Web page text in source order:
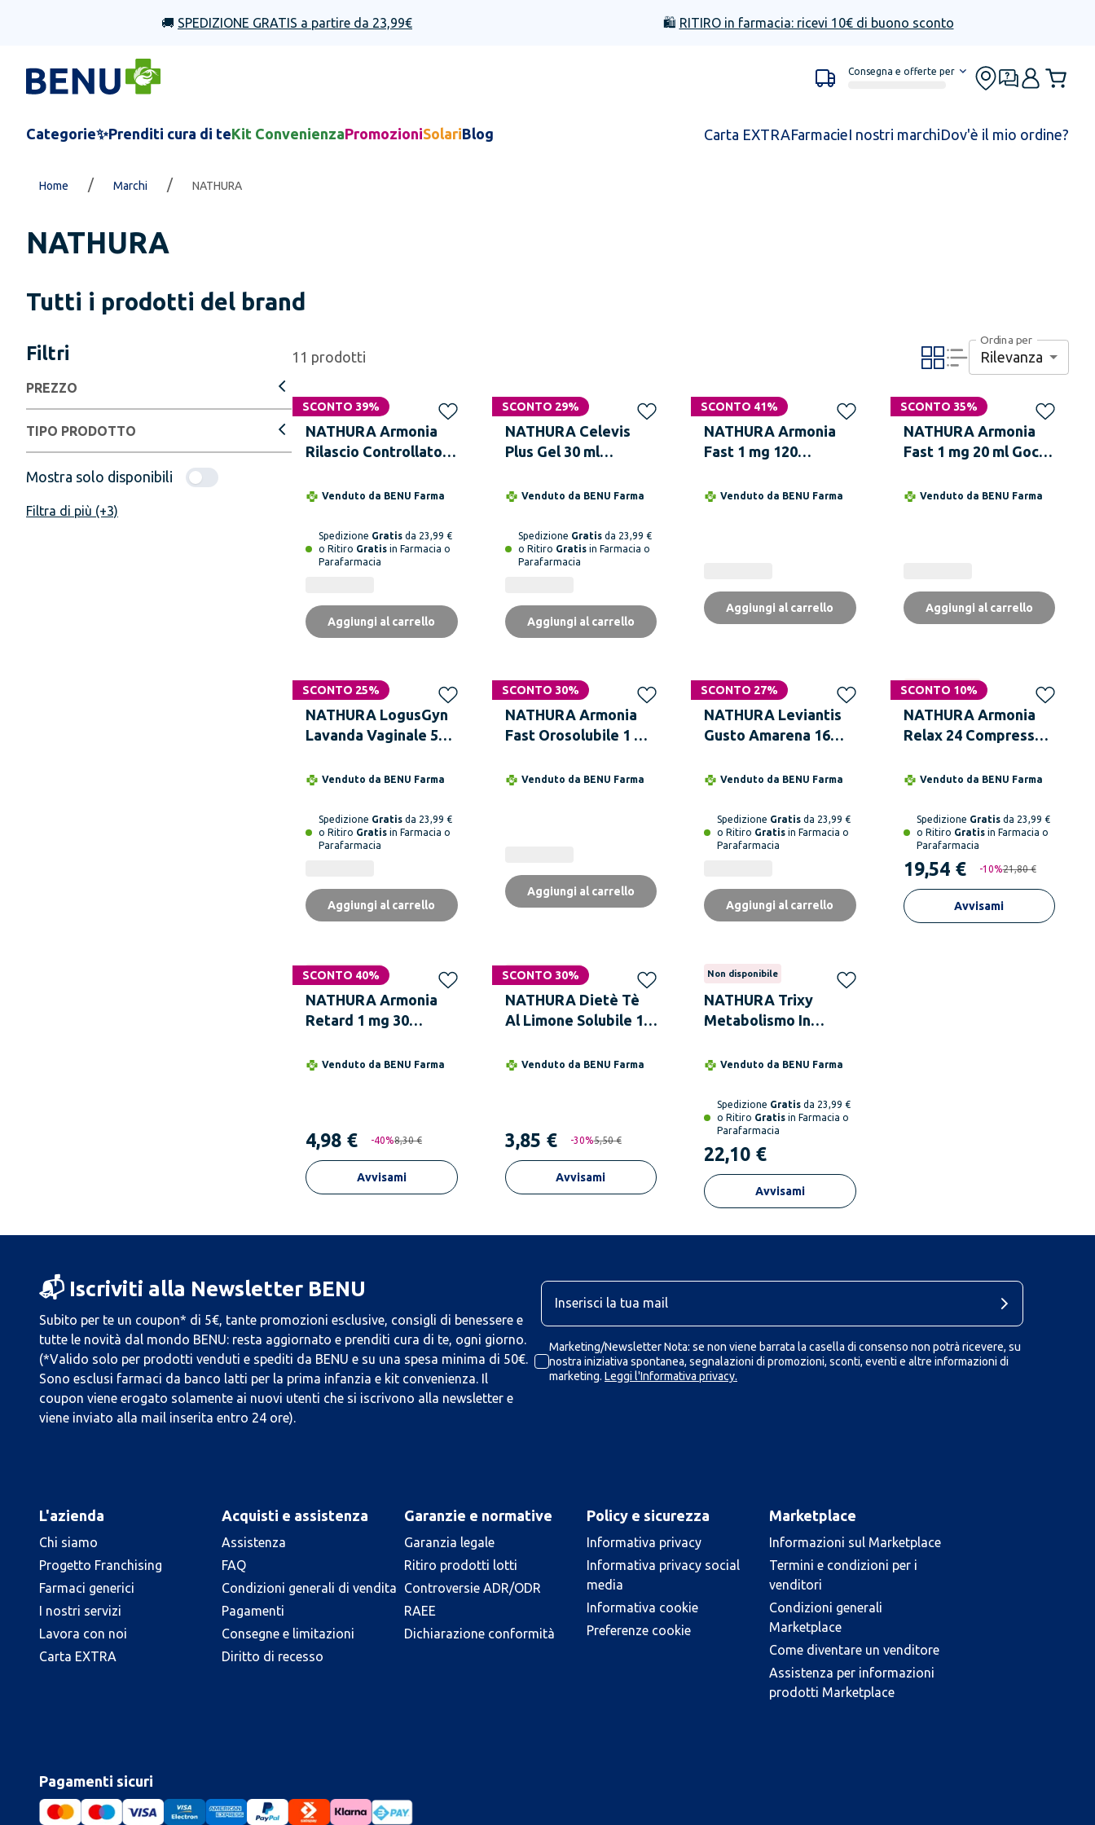
🚚 SPEDIZIONE GRATIS a partire da 23,99€ 🛍️ RITIRO in farmacia: ricevi 10€ di buono sconto
Consegna e offerte per
Categorie✨Prenditi cura di teKit ConvenienzaPromozioniSolariBlog Carta EXTRAFarmacieI nostri marchiDov'è il mio ordine?
Home / Marchi / NATHURA
NATHURA
Tutti i prodotti del brand
Filtri
PREZZO
TIPO PRODOTTO
Mostra solo disponibili
Filtra di più (+3)
11 prodotti
Ordina per
Rilevanza
SCONTO 39%
NATHURA Armonia
Rilascio Controllato 1
Venduto da BENU Farma
Spedizione Gratis da 23,99 €
o Ritiro Gratis in Farmacia o
Parafarmacia
Aggiungi al carrello
SCONTO 29%
NATHURA Celevis
Plus Gel 30 ml
Venduto da BENU Farma
Spedizione Gratisda 23,99 €
o Ritiro Gratisin Farmacia o
Parafarmacia
Aggiungi al carrello
SCONTO 41%
NATHURA Armonia
Fast 1 mg 120
Immediato
Venduto da BENU Farma
Aggiungi al carrello
SCONTO 35%
NATHURA Armonia
Fast 1 mg 20 ml Gocce
Venduto da BENU Farma
Aggiungi al carrello
SCONTO 25%
NATHURA LogusGyn
Lavanda Vaginale 5
Venduto da BENU Farma
Spedizione Gratis da 23,99 €
o Ritiro Gratis in Farmacia o
Parafarmacia
Aggiungi al carrello
SCONTO 30%
NATHURA Armonia
Fast Orosolubile 1 mg
Venduto da BENU Farma
Aggiungi al carrello
SCONTO 27%
NATHURA Leviantis
Gusto Amarena 16
Venduto da BENU Farma
Spedizione Gratis da 23,99 €
o Ritiro Gratis in Farmacia o
Parafarmacia
Aggiungi al carrello
SCONTO 10%
Non disponibile
NATHURA Armonia
Relax 24 Compresse
Programmato
Venduto da BENU Farma
Spedizione Gratisda 23,99 €
o Ritiro Gratisin Farmacia o
Parafarmacia
19,54 € -10%21,80 €
Avvisami
SCONTO 40%
Non disponibile
NATHURA Armonia
Retard 1 mg 30
Prolungato
Venduto da BENU Farma
4,98 € -40%8,30 €
Avvisami
SCONTO 30%
Non disponibile
NATHURA Dietè Tè
Al Limone Solubile 10
Venduto da BENU Farma
3,85 € -30%5,50 €
Avvisami
Non disponibile
NATHURA Trixy
Metabolismo In
Compresse
Venduto da BENU Farma
Spedizione Gratis da 23,99 €
o Ritiro Gratis in Farmacia o
Parafarmacia
22,10 €
Avvisami
📬 Iscriviti alla Newsletter BENU
Subito per te un coupon* di 5€, tante promozioni esclusive, consigli di benessere e
tutte le novità dal mondo BENU: resta aggiornato e prenditi cura di te, ogni giorno.
(*Valido solo per prodotti venduti e spediti da BENU e su una spesa minima di 50€.
Sono esclusi farmaci da banco latti per la prima infanzia e kit convenienza. Il
coupon viene erogato solamente ai nuovi utenti che si iscrivono alla newsletter e
viene inviato alla mail inserita entro 24 ore).
Marketing/Newsletter Nota: se non viene barrata la casella di consenso non potrà ricevere, su
nostra iniziativa spontanea, segnalazioni di promozioni, sconti, eventi e altre informazioni di
marketing. Leggi l'Informativa privacy.
L'azienda
Chi siamo
Progetto Franchising
Farmaci generici
I nostri servizi
Lavora con noi
Carta EXTRA
Acquisti e assistenza
Assistenza
FAQ
Condizioni generali di vendita
Pagamenti
Consegne e limitazioni
Diritto di recesso
Garanzie e normative
Garanzia legale
Ritiro prodotti lotti
Controversie ADR/ODR
RAEE
Dichiarazione conformità
Policy e sicurezza
Informativa privacy
Informativa privacy social
media
Informativa cookie
Preferenze cookie
Marketplace
Informazioni sul Marketplace
Termini e condizioni per i
venditori
Condizioni generali
Marketplace
Come diventare un venditore
Assistenza per informazioni
prodotti Marketplace
Pagamenti sicuri